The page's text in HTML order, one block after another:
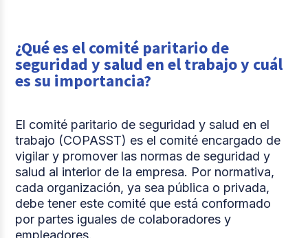
¿Qué es el comité paritario de
seguridad y salud en el trabajo y cuál
es su importancia?
El comité paritario de seguridad y salud en el
trabajo (COPASST) es el comité encargado de
vigilar y promover las normas de seguridad y
salud al interior de la empresa. Por normativa,
cada organización, ya sea pública o privada,
debe tener este comité que está conformado
por partes iguales de colaboradores y